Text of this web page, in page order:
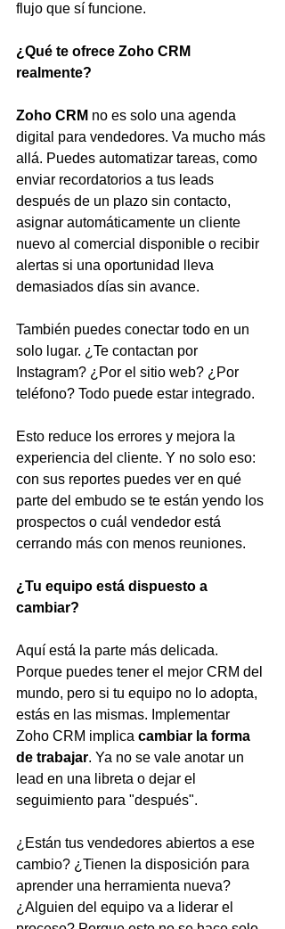
flujo que sí funcione.
¿Qué te ofrece Zoho CRM
realmente?
Zoho CRM no es solo una agenda
digital para vendedores. Va mucho más
allá. Puedes automatizar tareas, como
enviar recordatorios a tus leads
después de un plazo sin contacto,
asignar automáticamente un cliente
nuevo al comercial disponible o recibir
alertas si una oportunidad lleva
demasiados días sin avance.
También puedes conectar todo en un
solo lugar. ¿Te contactan por
Instagram? ¿Por el sitio web? ¿Por
teléfono? Todo puede estar integrado.
Esto reduce los errores y mejora la
experiencia del cliente. Y no solo eso:
con sus reportes puedes ver en qué
parte del embudo se te están yendo los
prospectos o cuál vendedor está
cerrando más con menos reuniones.
¿Tu equipo está dispuesto a
cambiar?
Aquí está la parte más delicada.
Porque puedes tener el mejor CRM del
mundo, pero si tu equipo no lo adopta,
estás en las mismas. Implementar
Zoho CRM implica cambiar la forma
de trabajar. Ya no se vale anotar un
lead en una libreta o dejar el
seguimiento para "después".
¿Están tus vendedores abiertos a ese
cambio? ¿Tienen la disposición para
aprender una herramienta nueva?
¿Alguien del equipo va a liderar el